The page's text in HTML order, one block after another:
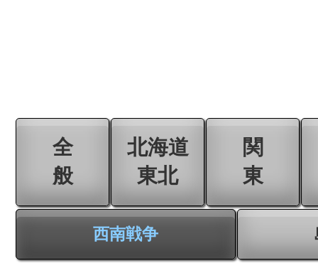
全
般
北海道
東北
関
東
西南戦争